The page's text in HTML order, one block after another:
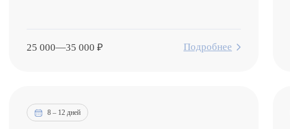
25 000—35 000 ₽ Подробнее
8 – 12 дней